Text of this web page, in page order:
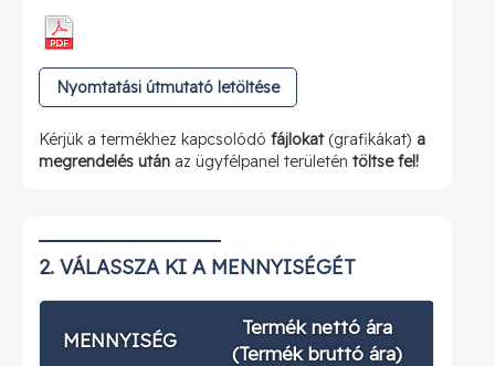
Nyomtatási útmutató letöltése
Kérjük a termékhez kapcsolódó fájlokat(grafikákat) a
megrendelés után az ügyfélpanel területén töltse fel!
2. VÁLASSZA KI A MENNYISÉGÉT
MENNYISÉG
Termék nettó ára
(Termék bruttó ára)